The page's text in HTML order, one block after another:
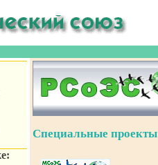
Специальные проекты